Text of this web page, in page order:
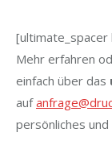
[ultimate_spacer
Mehr erfahren
einfach über das
auf
persönliches